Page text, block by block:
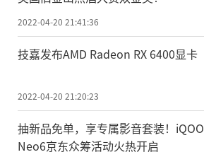
2022-04-20 21:41:36
技嘉发布AMD Radeon RX 6400显卡
2022-04-20 21:20:23
抽新品免单，享专属影音套装！iQOO
Neo6京东众筹活动火热开启